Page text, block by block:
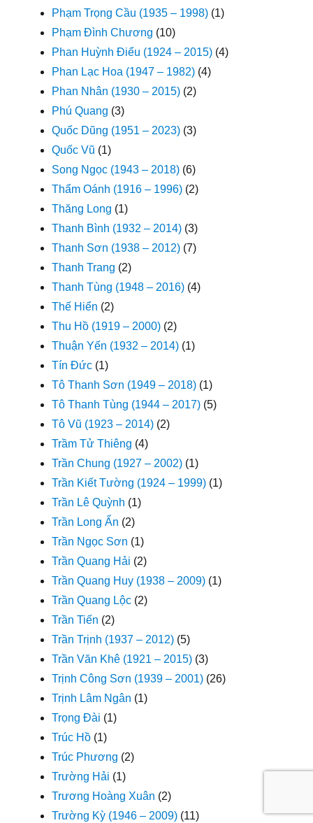
Phạm Trọng Cầu (1935 – 1998) (1)
Phạm Đình Chương (10)
Phan Huỳnh Điểu (1924 – 2015) (4)
Phan Lạc Hoa (1947 – 1982) (4)
Phan Nhân (1930 – 2015) (2)
Phú Quang (3)
Quốc Dũng (1951 – 2023) (3)
Quốc Vũ (1)
Song Ngọc (1943 – 2018) (6)
Thẩm Oánh (1916 – 1996) (2)
Thăng Long (1)
Thanh Bình (1932 – 2014) (3)
Thanh Sơn (1938 – 2012) (7)
Thanh Trang (2)
Thanh Tùng (1948 – 2016) (4)
Thế Hiển (2)
Thu Hồ (1919 – 2000) (2)
Thuận Yến (1932 – 2014) (1)
Tín Đức (1)
Tô Thanh Sơn (1949 – 2018) (1)
Tô Thanh Tùng (1944 – 2017) (5)
Tô Vũ (1923 – 2014) (2)
Trầm Tử Thiêng (4)
Trần Chung (1927 – 2002) (1)
Trần Kiết Tường (1924 – 1999) (1)
Trần Lê Quỳnh (1)
Trần Long Ẩn (2)
Trần Ngọc Sơn (1)
Trần Quang Hải (2)
Trần Quang Huy (1938 – 2009) (1)
Trần Quang Lộc (2)
Trần Tiến (2)
Trần Trịnh (1937 – 2012) (5)
Trần Văn Khê (1921 – 2015) (3)
Trịnh Công Sơn (1939 – 2001) (26)
Trịnh Lâm Ngân (1)
Trọng Đài (1)
Trúc Hồ (1)
Trúc Phương (2)
Trường Hải (1)
Trương Hoàng Xuân (2)
Trường Kỳ (1946 – 2009) (11)